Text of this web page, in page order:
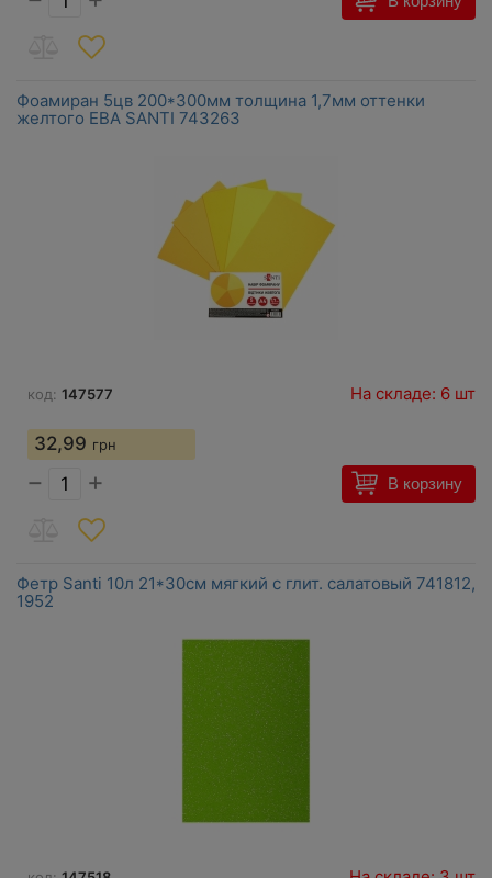
Фоамиран 5цв 200*300мм толщина 1,7мм оттенки
желтого ЕВА SANTI 743263
код: 147577 На складе: 6 шт
32,99 грн
− + В корзину
Фетр Santi 10л 21*30см мягкий с глит. салатовый 741812,
1952